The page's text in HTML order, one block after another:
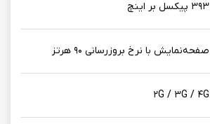
۳۹۳ پیکسل بر اینچ
صفحه‌نمایش با نرخ بروزرسانی ۹۰ هرتز
۲G / ۳G / ۴G